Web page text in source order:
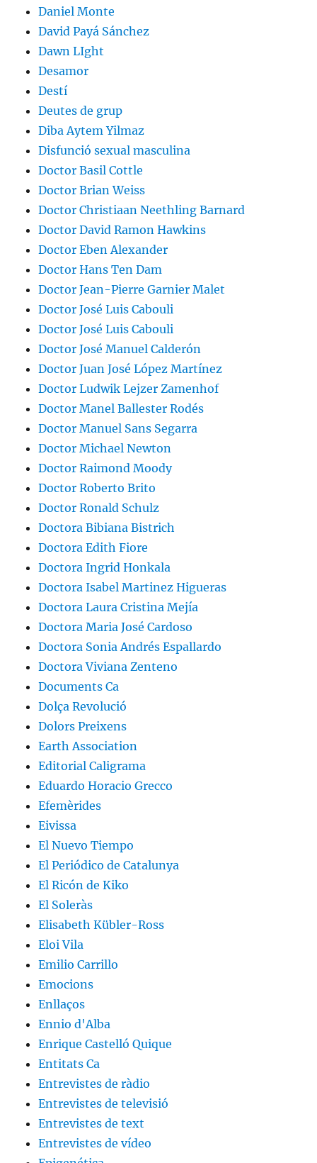
Daniel Monte
David Payá Sánchez
Dawn LIght
Desamor
Destí
Deutes de grup
Diba Aytem Yilmaz
Disfunció sexual masculina
Doctor Basil Cottle
Doctor Brian Weiss
Doctor Christiaan Neethling Barnard
Doctor David Ramon Hawkins
Doctor Eben Alexander
Doctor Hans Ten Dam
Doctor Jean-Pierre Garnier Malet
Doctor José Luis Cabouli
Doctor José Luis Cabouli
Doctor José Manuel Calderón
Doctor Juan José López Martínez
Doctor Ludwik Lejzer Zamenhof
Doctor Manel Ballester Rodés
Doctor Manuel Sans Segarra
Doctor Michael Newton
Doctor Raimond Moody
Doctor Roberto Brito
Doctor Ronald Schulz
Doctora Bibiana Bistrich
Doctora Edith Fiore
Doctora Ingrid Honkala
Doctora Isabel Martinez Higueras
Doctora Laura Cristina Mejía
Doctora Maria José Cardoso
Doctora Sonia Andrés Espallardo
Doctora Viviana Zenteno
Documents Ca
Dolça Revolució
Dolors Preixens
Earth Association
Editorial Caligrama
Eduardo Horacio Grecco
Efemèrides
Eivissa
El Nuevo Tiempo
El Periódico de Catalunya
El Ricón de Kiko
El Soleràs
Elisabeth Kübler-Ross
Eloi Vila
Emilio Carrillo
Emocions
Enllaços
Ennio d'Alba
Enrique Castelló Quique
Entitats Ca
Entrevistes de ràdio
Entrevistes de televisió
Entrevistes de text
Entrevistes de vídeo